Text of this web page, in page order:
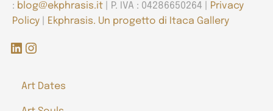
: blog@ekphrasis.it | P. IVA : 04286650264 |
Privacy
Policy
Ekphrasis. Un progetto di Itaca Gallery
LinkedIn
Instagram
Art Dates